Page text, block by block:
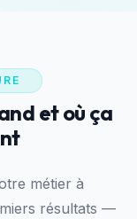
et où ça
métier à
résultats —